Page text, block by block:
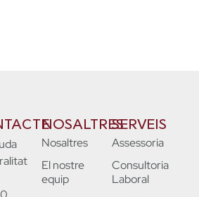
NOSALTRES
Nosaltres
El nostre
equip
SERVEIS
Assessoria
Consultoria
Laboral